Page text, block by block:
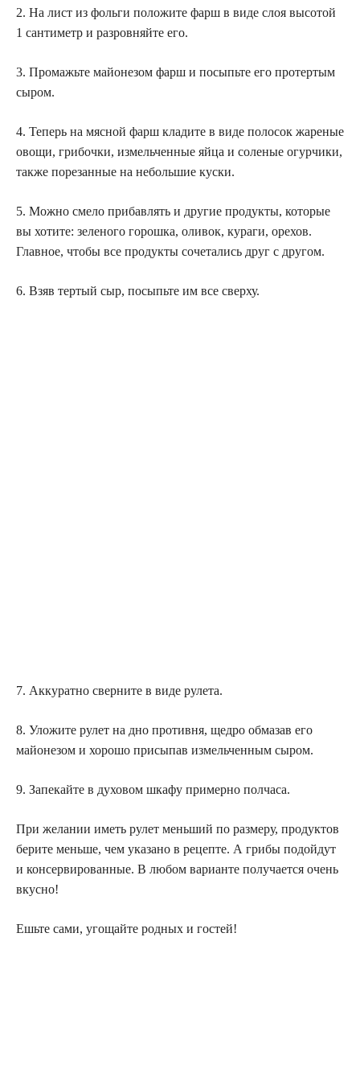
2. На лист из фольги положите фарш в виде слоя высотой
1 сантиметр и разровняйте его.
3. Промажьте майонезом фарш и посыпьте его протертым
сыром.
4. Теперь на мясной фарш кладите в виде полосок жареные
овощи, грибочки, измельченные яйца и соленые огурчики,
также порезанные на небольшие куски.
5. Можно смело прибавлять и другие продукты, которые
вы хотите: зеленого горошка, оливок, кураги, орехов.
Главное, чтобы все продукты сочетались друг с другом.
6. Взяв тертый сыр, посыпьте им все сверху.
7. Аккуратно сверните в виде рулета.
8. Уложите рулет на дно противня, щедро обмазав его
майонезом и хорошо присыпав измельченным сыром.
9. Запекайте в духовом шкафу примерно полчаса.
При желании иметь рулет меньший по размеру, продуктов
берите меньше, чем указано в рецепте. А грибы подойдут
и консервированные. В любом варианте получается очень
вкусно!
Ешьте сами, угощайте родных и гостей!